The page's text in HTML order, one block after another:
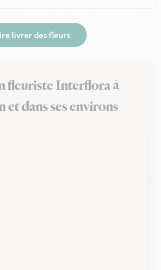
livrer des fleurs
fleuriste Interflora à
et dans ses environs